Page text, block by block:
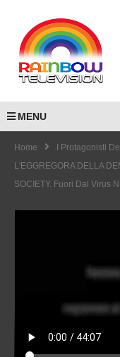
MENU
Home
I Protagonisti
L'EGGREGORA DELLA
SOCIETY. Fuori Dal Virus